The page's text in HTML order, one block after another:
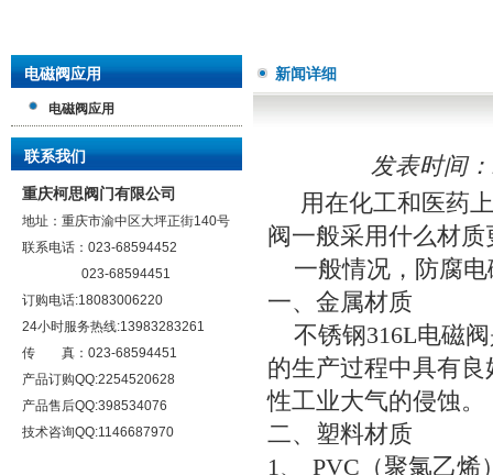
电磁阀应用
电磁阀应用
联系我们
重庆柯思阀门有限公司
地址：重庆市渝中区大坪正街140号
联系电话：023-68594452
023-68594451
订购电话:18083006220
24小时服务热线:13983283261
传 真：023-68594451
产品订购QQ:2254520628
产品售后QQ:398534076
技术咨询QQ:1146687970
新闻详细
发表时间
用在化工和医药
阀一般采用什么材质
一般情况， 防腐
一、 金属材质
不锈钢316L电磁阀
的生产过程中具有
性工业大气的侵蚀。
二、 塑料材质
1、
PVC （聚氯乙